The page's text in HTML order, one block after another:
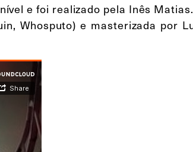
e foi realizado pela Inês
Whosputo) e masterizada por